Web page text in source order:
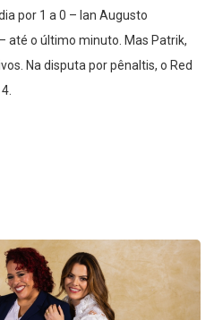
por 1 a 0 – Ian Augusto
até o último minuto. Mas Patrik,
Na disputa por pênaltis, o Red